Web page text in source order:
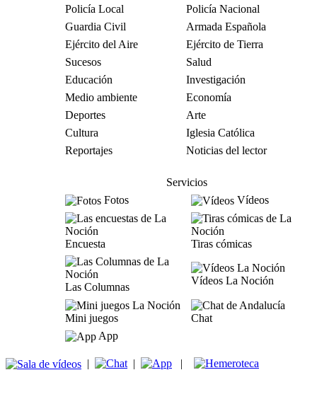
Policía Local
Policía Nacional
Guardia Civil
Armada Española
Ejército del Aire
Ejército de Tierra
Sucesos
Salud
Educación
Investigación
Medio ambiente
Economía
Deportes
Arte
Cultura
Iglesia Católica
Reportajes
Noticias del lector
Servicios
Fotos
Vídeos
Encuesta Tiras cómicas
Las Columnas
Vídeos La Noción
Mini juegos
Chat
App
| | |